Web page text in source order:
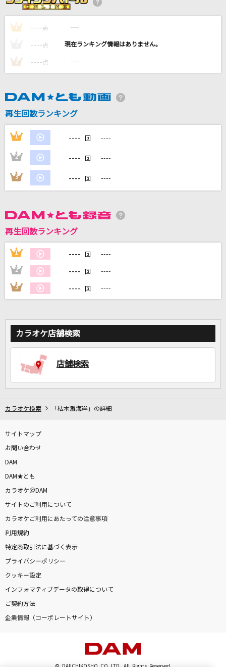
奈(CV:雨宮天)
あとひとつ
FUNKY MONKEY BABYS
星野 源
工藤真由
もっと見る
DAMに会員登録・ログインして
家族や友達と一緒に！練習にも！
1 ---- 点 ----
---- 点 ----
3 ---- 点 ----
再生回数ランキング
1 ---- 回 ----
2 ---- 回 ----
3 ---- 回 ----
再生回数ランキング
1 ---- 回 ----
2 ---- 回 ----
3 ---- 回 ----
カラオケ店舗検索
店舗検索
カラオケ検索 「枯木灘海岸」の詳細
サイトマップ
お問い合わせ
DAM
DAM★とも
カラオケ＠DAM
サイトのご利用について
カラオケご利用にあたっての注意事項
利用規約
特定商取引法に基づく表示
プライバシーポリシー
クッキー設定
インフォマティブデータの取得について
ご契約方法
企業情報（コーポレートサイト）
© DAIICHIKOSHO CO.,LTD. All Rights Reserved.